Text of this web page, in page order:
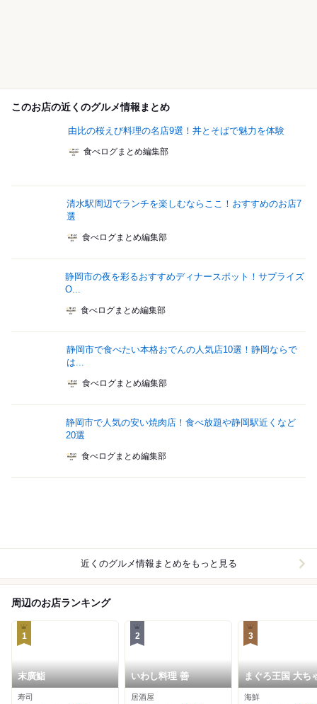
このお店の近くのグルメ情報まとめ
由比の桜えび料理の名店9選！丼とそばで魅力を体験
食べログまとめ編集部
清水駅周辺でランチを楽しむならここ！おすすめのお店7
選
食べログまとめ編集部
静岡市の夜を彩るおすすめディナースポット！サプライズ
O...
食べログまとめ編集部
静岡市で食べたい本格おでんの人気店10選！静岡ならで
は...
食べログまとめ編集部
静岡市で人気の安い焼肉店！食べ放題や静岡駅近くなど
20選
食べログまとめ編集部
近くのグルメ情報まとめをもっと見る
周辺のお店ランキング
1
末廣鮨
寿司
2
いわし料理 善
居酒屋
3
まぐろ王国 大ち
海鮮